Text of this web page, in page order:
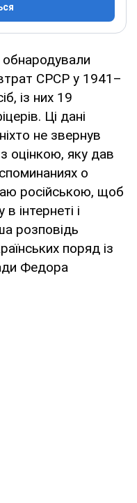
обнародували
СРСР у 1941–
із них 19
Ці дані
не звернув
оцінкою, яку дав
о
російською, щоб
інтернеті і
розповідь
поряд із
Федора